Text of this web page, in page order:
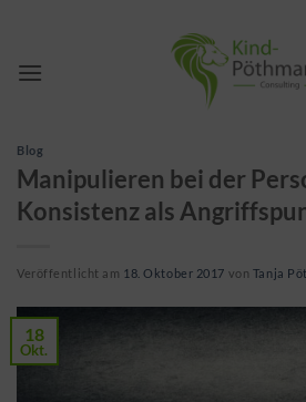
springen
Blog
Manipulieren bei der
Konsistenz als
Veröffentlicht am 18. Oktober 2017 von Tanja
18
Okt.